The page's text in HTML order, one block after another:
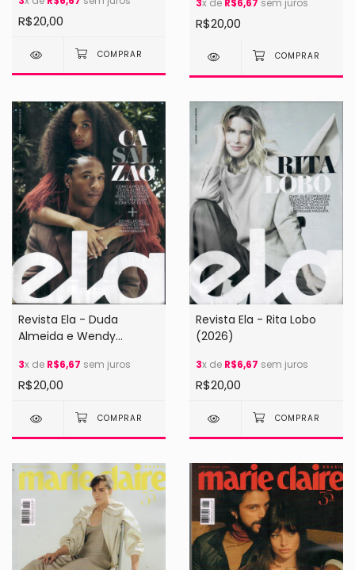
R$20,00 R$20,00
Revista Ela - Duda
Almeida e Wendy
3x de R$6,67 sem juros
R$20,00
Revista Ela - Rita Lobo
(2026)
3x de R$6,67 sem juros
R$20,00